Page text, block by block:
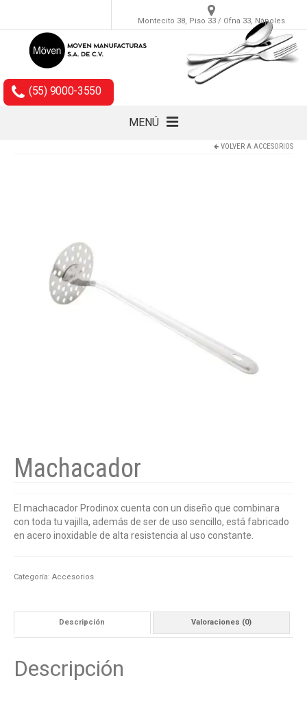
Montecito 38, Piso 33 / Ofna 33, Nápoles
(55) 9000-3550
MENÚ
VOLVER A ACCESORIOS
Machacador
El machacador Prodinox cuenta con un diseño que combinara
con toda tu vajilla, además de ser de uso sencillo, está fabricado
en acero inoxidable de alta resistencia al uso constante.
Categoría: Accesorios
Descripción Valoraciones (0)
Descripción